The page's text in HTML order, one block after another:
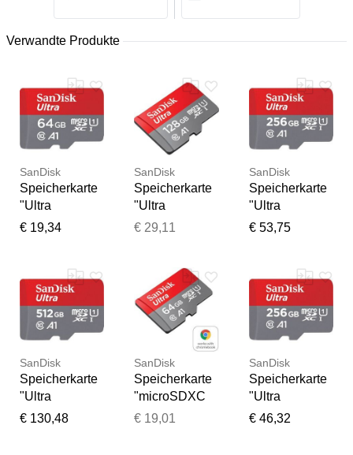
Verwandte Produkte
SanDisk
Speicherkarte
"Ultra
microSDXC",
Speicherkarte
Speicherkarte
€ 19,34
SanDisk
Speicherkarte
"Ultra
microSDXC",
Speicherkarte
n,
Speicherkarte
€ 29,11
SanDisk
Speicherkarte
"Ultra
microSDXC",
Speicherkarte
Speicherkarte
€ 53,75
SanDisk
Speicherkarte
"Ultra
microSDXC",
€ 130,48
SanDisk
Speicherkarte
"microSDXC
Ultra, + SD-
€ 19,01
SanDisk
Speicherkarte
"Ultra
microSDXC",
€ 46,32
Vielen Dank für Ihr
Feedback
Ihr Feedback wird nun vor
der Veröffentlichung von
unserem Team geprüft.